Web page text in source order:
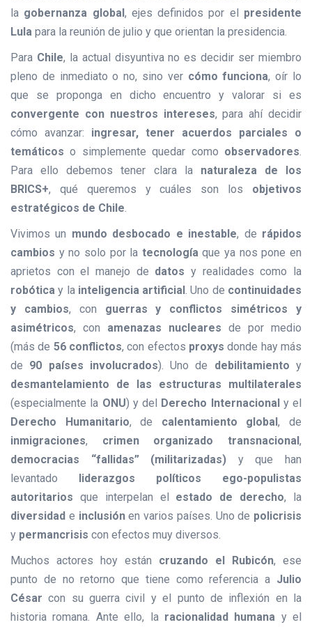
la gobernanza global, ejes definidos por el presidente
Lula para la reunión de julio y que orientan la presidencia.
Para Chile, la actual disyuntiva no es decidir ser miembro
pleno de inmediato o no, sino ver cómo funciona, oír lo
que se proponga en dicho encuentro y valorar si es
convergente con nuestros intereses, para ahí decidir
cómo avanzar: ingresar, tener acuerdos parciales o
temáticos o simplemente quedar como observadores.
Para ello debemos tener clara la naturaleza de los
BRICS+, qué queremos y cuáles son los objetivos
estratégicos de Chile.
Vivimos un mundo desbocado e inestable, de rápidos
cambios y no solo por la tecnologíaque ya nos pone en
aprietos con el manejo de datos y realidades como la
robótica y la inteligencia artificial. Uno de continuidades
y cambios, con guerras y conflictos simétricos y
asimétricos, con amenazas nucleares de por medio
(más de 56 conflictos, con efectos proxys donde hay más
de 90 países involucrados). Uno de debilitamiento y
desmantelamiento de las estructuras multilaterales
(especialmente la ONU) y del Derecho Internacionaly el
Derecho Humanitario, de calentamiento global, de
inmigraciones, crimen organizado transnacional,
democracias “fallidas” (militarizadas) y que han
levantado liderazgos políticos ego-populistas
autoritarios que interpelan el estado de derecho, la
diversidad e inclusiónen varios países. Uno de policrisis
y permancrisis con efectos muy diversos.
Muchos actores hoy están cruzando el Rubicón, ese
punto de no retorno que tiene como referencia a Julio
César con su guerra civil y el punto de inflexión en la
historia romana. Ante ello, la racionalidad humana y el